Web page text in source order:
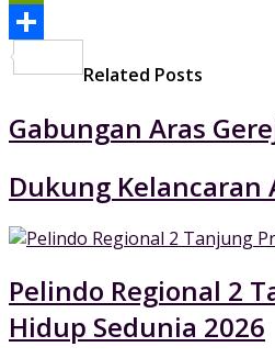
PrintFriendly
Related Posts
Gabungan Aras
Dukung Kelancaran
Pelindo Regional 2
Hidup Sedunia 2026